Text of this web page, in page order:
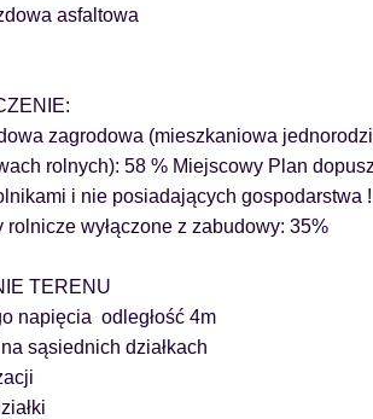
asfaltowa
zagrodowa (mieszkaniowa
rolnych): 58 % Miejscowy Plan
i nie posiadających gospodarstwa
rolnicze wyłączone z zabudowy: 35%
TERENU
napięcia odległość 4m
sąsiednich działkach